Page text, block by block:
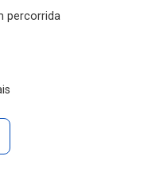
percorrida